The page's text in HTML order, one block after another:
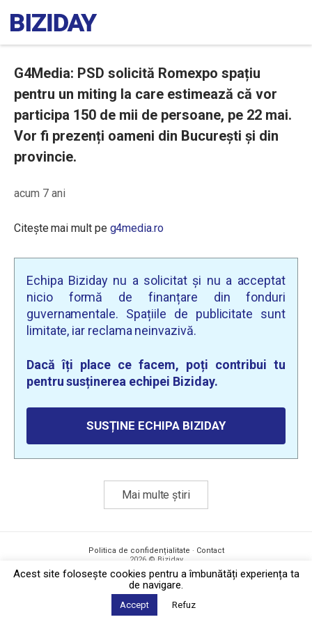
G4Media: PSD solicită Romexpo spațiu
pentru un miting la care estimează că vor
participa 150 de mii de persoane, pe 22 mai.
Vor fi prezenți oameni din București și din
provincie.
acum 7 ani
Citește mai mult pe g4media.ro
Echipa Biziday nu a solicitat și nu a acceptat
nicio formă de finanțare din fonduri
guvernamentale. Spațiile de publicitate sunt
limitate, iar reclama neinvazivă.
Dacă îți place ce facem, poți contribui tu
pentru susținerea echipei Biziday.
SUSȚINE ECHIPA BIZIDAY
Mai multe știri
Politica de confidențialitate · Contact
2026 © Biziday
Acest site foloseşte cookies pentru a îmbunătăți experiența ta
de navigare.
Accept Refuz